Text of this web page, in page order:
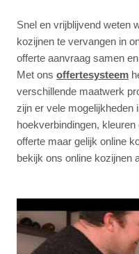
Snel en vrijblijvend weten
kozijnen te vervangen in
offerte aanvraag samen
Met ons offertesysteem
verschillende maatwerk
zijn er vele mogelijkheden
hoekverbindingen,
offerte maar gelijk online
bekijk ons online kozijnen